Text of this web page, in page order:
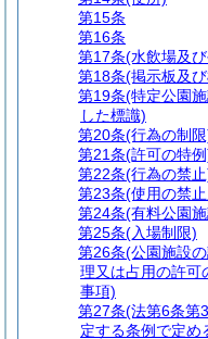
第15条
第16条
第17条(水飲場及
第18条(掲示板及
第19条(特定公園
した標識)
第20条(行為の制
第21条(許可の特
第22条(行為の禁
第23条(使用の禁
第24条(有料公園
第25条(入場制限)
第26条(公園施設
理又は占用の許可
事項)
第27条(法第6条第
定する条例で定め